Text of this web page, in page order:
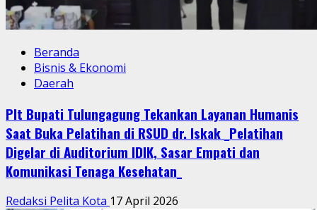
Beranda
Bisnis & Ekonomi
Daerah
Plt Bupati Tulungagung Tekankan Layanan Humanis
Saat Buka Pelatihan di RSUD dr. Iskak _Pelatihan
Digelar di Auditorium IDIK, Sasar Empati dan
Komunikasi Tenaga Kesehatan_
Redaksi Pelita Kota 17 April 2026